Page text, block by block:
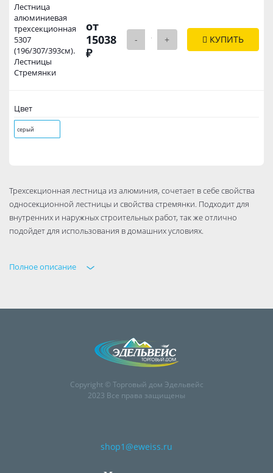
Лестница
алюминиевая
трехсекционная
5307
(196/307/393см).
Лестницы
Стремянки
от
15038
₽
- + КУПИТЬ
Цвет
серый
Трехсекционная лестница из алюминия, сочетает в себе свойства
односекционной лестницы и свойства стремянки. Подходит для
внутренних и наружных строительных работ, так же отлично
подойдет для использования в домашних условиях.
Полное описание
Copyright © Торговый дом Эдельвейс
2023 Все права защищены
shop1@eweiss.ru